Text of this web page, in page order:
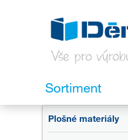
Sortiment
Plošné materiály